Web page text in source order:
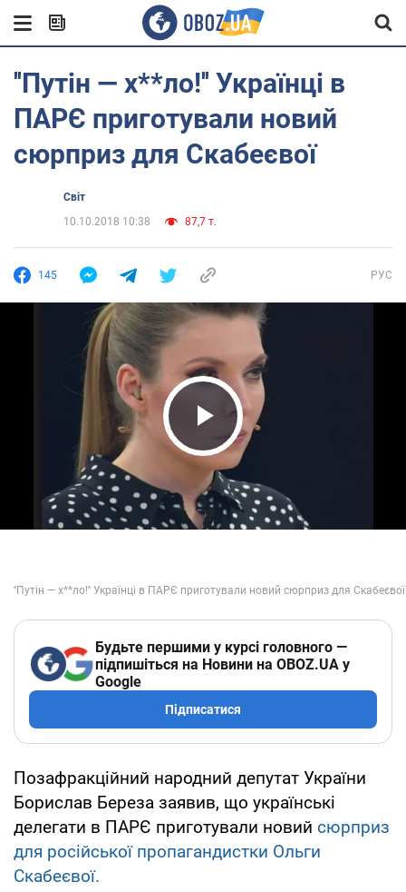
''Путін — х**ло!'' Українці в
ПАРЄ приготували новий
сюрприз для Скабеєвої
Світ
10.10.2018 10:38
87,7 т.
145 РУС
Play Video
Будьте першими у курсі головного —
підпишіться на Новини на OBOZ.UA у
Google
Підписатися
Позафракційний народний депутат України
Борислав Береза заявив, що українські
делегати в ПАРЄ приготували новий сюрприз
для російської пропагандистки Ольги
Скабеєвої.